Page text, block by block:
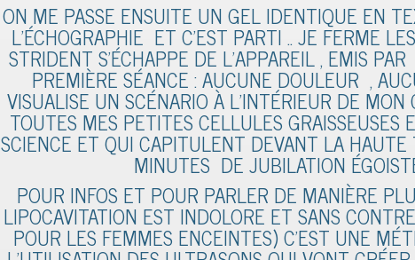
ON ME PASSE ENSUITE UN GEL IDENTIQUE EN
L’ÉCHOGRAPHIE ET C’EST PARTI .. JE FERME
STRIDENT S’ÉCHAPPE DE L’APPAREIL , EMIS
PREMIÈRE SÉANCE : AUCUNE DOULEUR ,
VISUALISE UN SCÉNARIO À L’INTÉRIEUR DE MON
TOUTES MES PETITES CELLULES GRAISSEUSES
SCIENCE ET QUI CAPITULENT DEVANT LA HAUTE
MINUTES DE JUBILATION
POUR INFOS ET POUR PARLER DE MANIÈRE
LIPOCAVITATION EST INDOLORE ET SANS
POUR LES FEMMES ENCEINTES) C’EST UNE